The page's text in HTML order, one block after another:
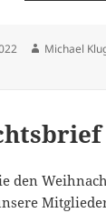
Autor
Michael
den